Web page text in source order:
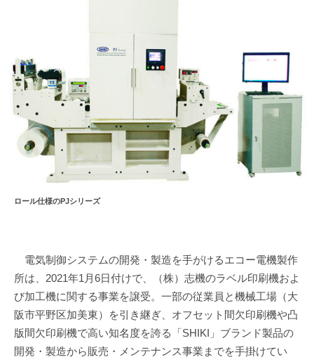
ロール仕様のPJシリーズ
電気制御システムの開発・製造を手がけるエコー電機製作
所は、2021年1月6日付けで、（株）志機のラベル印刷機およ
び加工機に関する事業を譲受。一部の従業員と機械工場（大
阪市平野区加美東）を引き継ぎ、オフセット間欠印刷機や凸
版間欠印刷機で高い知名度を誇る「SHIKI」ブランド製品の
開発・製造から販売・メンテナンス事業までを手掛けてい